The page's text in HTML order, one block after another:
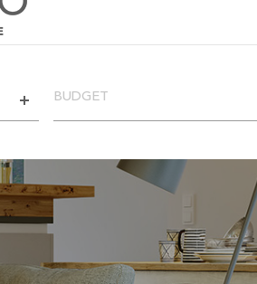
TEXTE
CRITÈRES
SUPPLÉMENTAIRES
Parking